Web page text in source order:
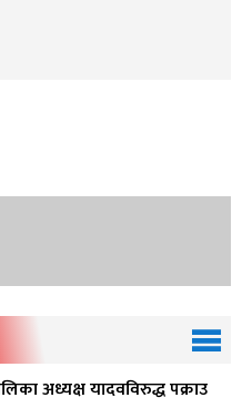
अध्यक्ष यादवविरुद्ध पक्राउ